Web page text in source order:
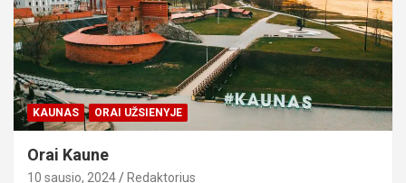
KAUNAS ORAI UŽSIENYJE
Orai Kaune
10 sausio, 2024 Redaktorius